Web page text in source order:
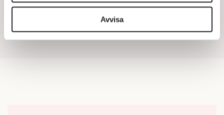
vidarebefordrar även sådana identifierare och annan
information från din enhet till de sociala medier och
annons- och analysföretag som vi samarbetar med.
Dessa kan i sin tur kombinera informationen med annan
Avvisa